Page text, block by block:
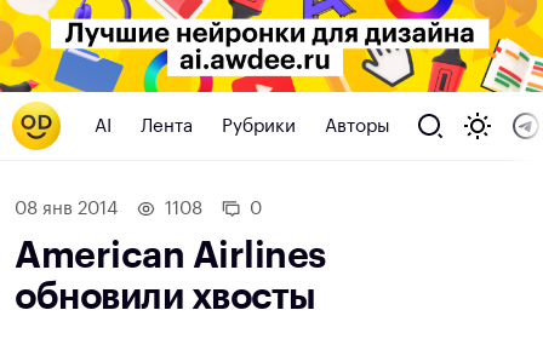
AI Лента Рубрики Авторы
08 янв 2014 1108 0
American Airlines
обновили хвосты